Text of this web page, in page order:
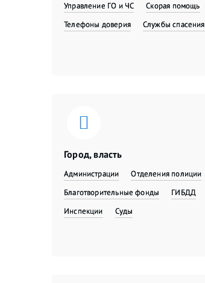
Управление ГО и ЧС
Скорая помощь
Телефоны доверия
Службы спасения
Город, власть
Администрации
Отделения полиции
Благотворительные фонды
ГИБДД
Инспекции
Суды